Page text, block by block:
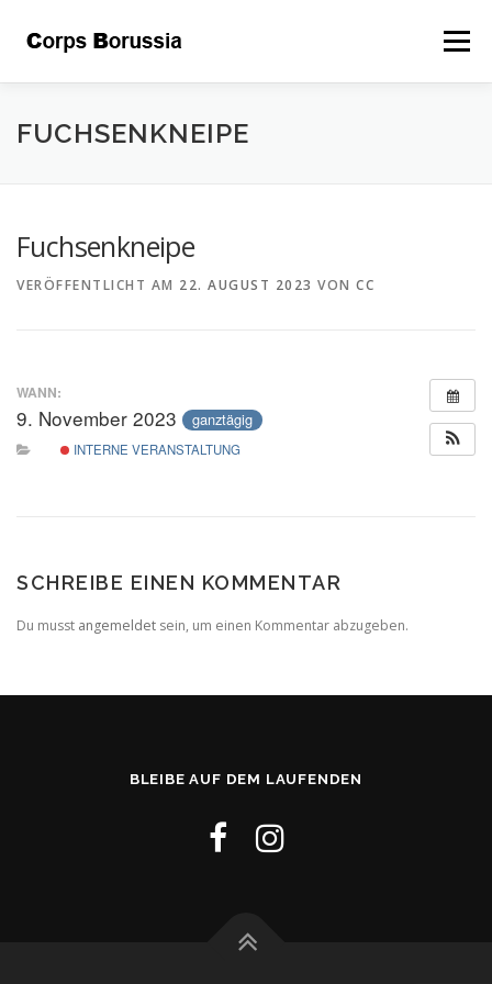
Inhalt
springen
Menü
ÜBER UNS DAS CORPS
STIFTUNG INTERNER BEREICH KALENDER
FUCHSENKNEIPE
Fuchsenkneipe
VERÖFFENTLICHT AM 22. AUGUST 2023 VON CC
WANN:
9. November 2023 ganztägig
INTERNE VERANSTALTUNG
SCHREIBE EINEN KOMMENTAR
Du musst angemeldet sein, um einen Kommentar abzugeben.
BLEIBE AUF DEM LAUFENDEN